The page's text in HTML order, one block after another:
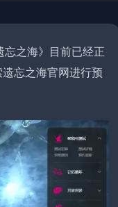
之海》目前已经正
忘之海官网进行预